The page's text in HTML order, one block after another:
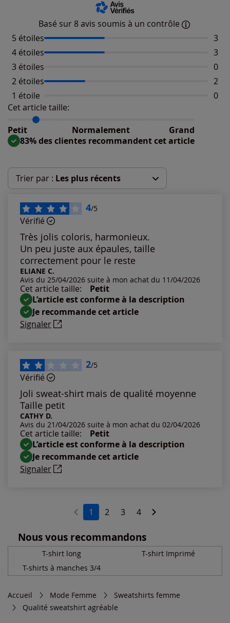
Basé sur 8 avis soumis à un contrôle
5 étoiles
3
4 étoiles
3
3 étoiles
0
2 étoiles
2
1 étoile
0
Cet article taille:
Petit
Normalement Grand
Répartition du taillant selon les avis clients
Taille normalement : 33%
Taille petit : 67%
Taille grand : 0%
83% des clientes recommandent cet article
Trier par : Les plus récents
Les plus récents
Les plus anciens
Notes les plus élevées
Notes les plus basses
4/5
Vérifié
Très jolis coloris, harmonieux.
Un peu juste aux épaules, taille
correctement pour le reste
ELIANE C.
Avis du 25/04/2026 suite à mon achat du 11/04/2026
Cet article taille:
Petit
L’article est conforme à la description
Je recommande cet article
Signaler
2/5
Vérifié
Joli sweat-shirt mais de qualité moyenne
Taille petit
CATHY D.
Avis du 21/04/2026 suite à mon achat du 02/04/2026
Cet article taille:
Petit
L’article est conforme à la description
Je recommande cet article
Signaler
1 2 3 4
Nous vous recommandons
T-shirt long
T-shirt Imprimé
T-shirts à manches 3/4
Accueil Mode Femme
Sweatshirts femme
Qualité sweatshirt agréable